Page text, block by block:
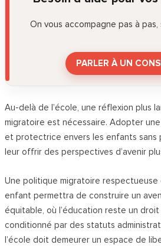
On vous accompagne pas à
PARLER À UN
Au-delà de l’école, une réflexion plus
migratoire est nécessaire. Adopter
et protectrice envers les enfants sans
leur offrir des perspectives d’avenir
Une politique migratoire
enfant permettra de construire un
équitable, où l’éducation reste un
conditionné par des statuts
l’école doit demeurer un espace de